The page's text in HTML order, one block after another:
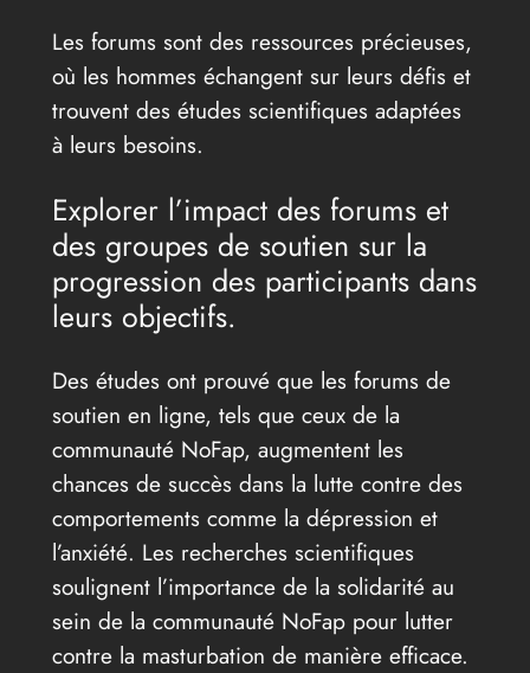
Les forums sont des ressources précieuses,
où les hommes échangent sur leurs défis et
trouvent des études scientifiques adaptées
à leurs besoins.
Explorer l’impact des forums et
des groupes de soutien sur la
progression des participants dans
leurs objectifs.
Des études ont prouvé que les forums de
soutien en ligne, tels que ceux de la
communauté NoFap, augmentent les
chances de succès dans la lutte contre des
comportements comme la dépression et
l’anxiété. Les recherches scientifiques
soulignent l’importance de la solidarité au
sein de la communauté NoFap pour lutter
contre la masturbation de manière efficace.